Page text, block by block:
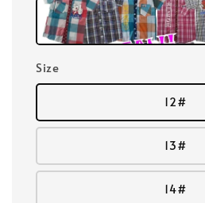
Size
12#
13#
14#